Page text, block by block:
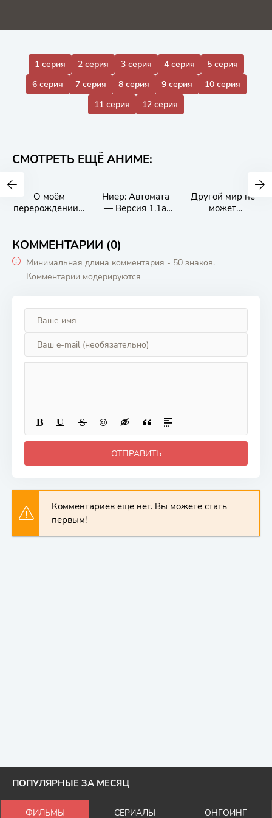
1 серия 2 серия 3 серия 4 серия
5 серия
6 серия
7 серия 8 серия 9 серия
10 серия
11 серия
12 серия
СМОТРЕТЬ ЕЩЁ АНИМЕ:
О моём
перерождении в
попаданца
Ниер: Автомата
— Версия 1.1а.
Другой мир не
может
КОММЕНТАРИИ (0)
Минимальная длина комментария - 50 знаков.
Комментарии модерируются
ОТПРАВИТЬ
Комментариев еще нет. Вы можете стать
первым!
ПОПУЛЯРНЫЕ ЗА МЕСЯЦ
ФИЛЬМЫ СЕРИАЛЫ ОНГОИНГ